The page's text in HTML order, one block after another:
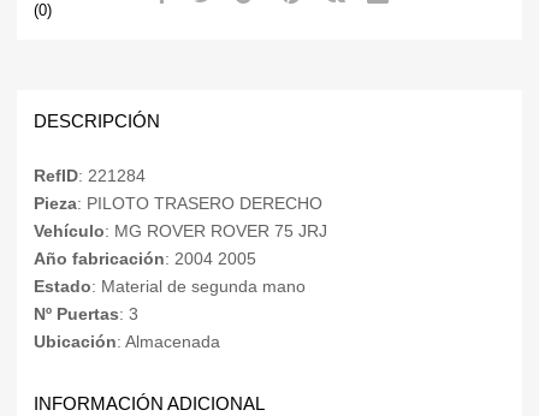
(0)
DESCRIPCIÓN
RefID: 221284
Pieza: PILOTO TRASERO DERECHO
Vehículo: MG ROVER ROVER 75 JRJ
Año fabricación: 2004 2005
Estado: Material de segunda mano
Nº Puertas: 3
Ubicación: Almacenada
INFORMACIÓN ADICIONAL